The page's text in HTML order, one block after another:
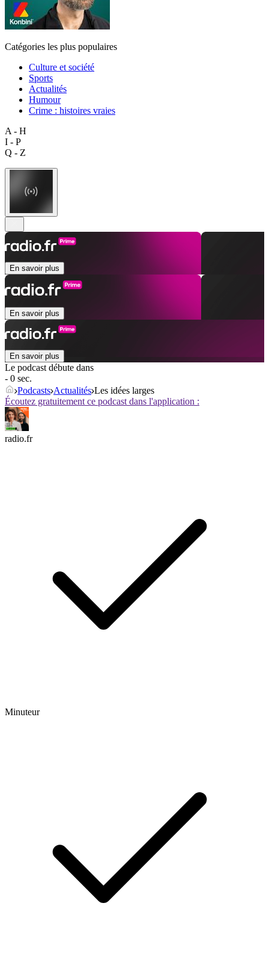
Catégories les plus populaires
Culture et société
Sports
Actualités
Humour
Crime : histoires vraies
A - H
I - P
Q - Z
En savoir plus
En savoir plus
En savoir plus
Le podcast débute dans
- 0 sec.
Podcasts Actualités Les idées larges
Écoutez gratuitement ce podcast dans l'application :
radio.fr
Minuteur